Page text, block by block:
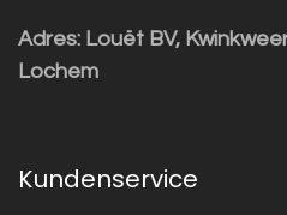
Adres: Louët BV,
Lochem
Kundenservice